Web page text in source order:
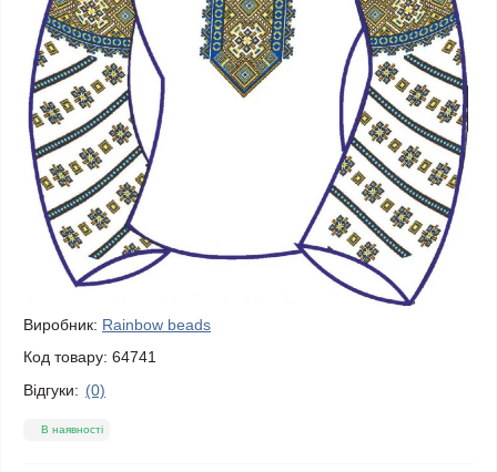
Виробник: Rainbow beads
Код товару: 64741
Відгуки: (0)
В наявності